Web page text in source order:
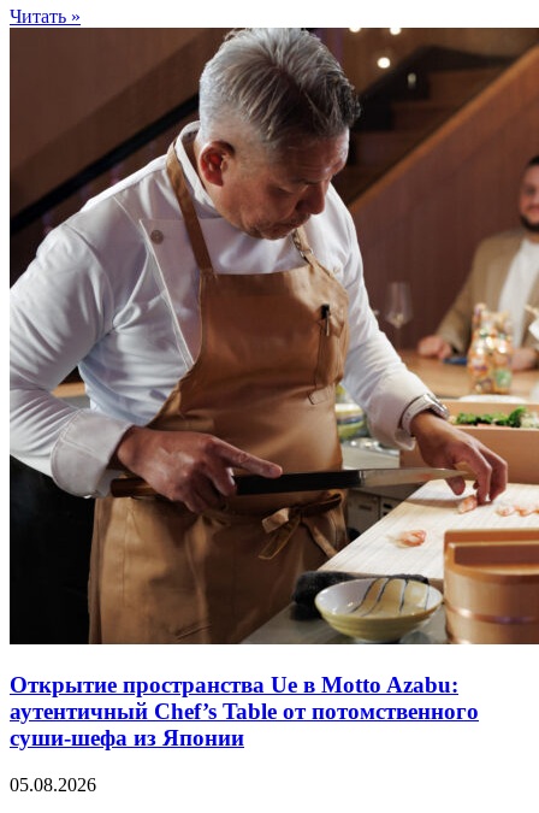
Читать »
Открытие пространства Ue в Motto Azabu:
аутентичный Chef’s Table от потомственного
суши-шефа из Японии
05.08.2026